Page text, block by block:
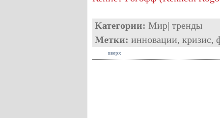
Категории: Мир| тренды
Метки: инновации, кризис,
вверх